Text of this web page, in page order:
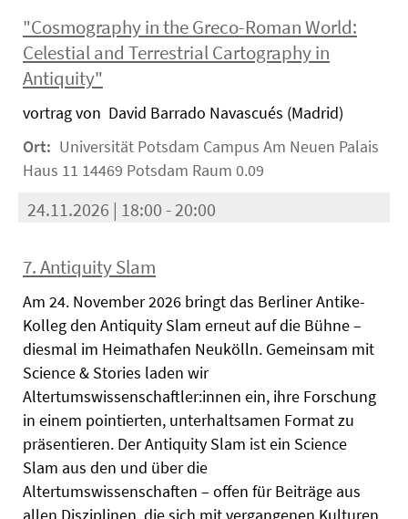
"Cosmography in the Greco-Roman World:
Celestial and Terrestrial Cartography in
Antiquity"
vortrag von David Barrado Navascués (Madrid)
Ort: Universität Potsdam Campus Am Neuen Palais
Haus 11 14469 Potsdam Raum 0.09
24.11.2026 | 18:00 - 20:00
7. Antiquity Slam
Am 24. November 2026 bringt das Berliner Antike-
Kolleg den Antiquity Slam erneut auf die Bühne –
diesmal im Heimathafen Neukölln. Gemeinsam mit
Science & Stories laden wir
Altertumswissenschaftler:innen ein, ihre Forschung
in einem pointierten, unterhaltsamen Format zu
präsentieren. Der Antiquity Slam ist ein Science
Slam aus den und über die
Altertumswissenschaften – offen für Beiträge aus